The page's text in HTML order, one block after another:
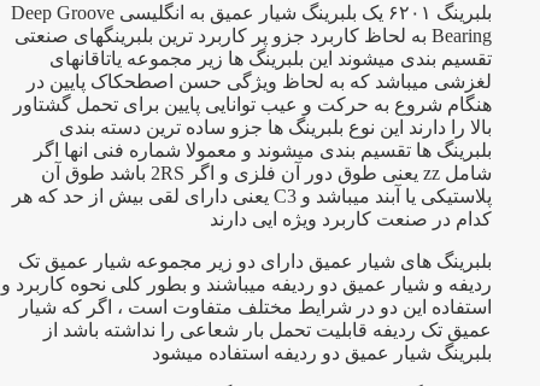
بلبرینگ ۶۲۰۱ یک بلبرینگ شیار عمیق به انگلیسی Deep Groove
Bearing به لحاظ کاربرد جزو پر کاربرد ترین بلبرینگهای صنعتی
تقسیم بندی میشوند این بلبرینگ ها زیر مجموعه یاتاقانهای
لغزشی میباشد که به لحاظ ویژگی حسن اصطحکاک پایین در
هنگام شروع به حرکت و عیب توانایی پایین برای تحمل گشتاور
بالا را دارند این نوع بلبرینگ ها جزو ساده ترین دسته بندی
بلبرینگ ها تقسیم بندی میشوند و معمولا شماره فنی انها اگر
شامل zz یعنی طوق دور آن فلزی و اگر 2RS باشد طوق آن
پلاستیکی یا آبند میباشد و C3 یعنی دارای لقی بیش از حد که هر
کدام در صنعت کاربرد ویژه ایی دارند
بلبرینگ های شیار عمیق دارای دو زیر مجموعه شیار عمیق تک
ردیفه و شیار عمیق دو ردیفه میباشند و بطور کلی نحوه کاربرد و
استفاده این دو در شرایط مختلف متفاوت است ، اگر که شیار
عمیق تک ردیفه قابلیت تحمل بار شعاعی را نداشته باشد از
بلبرینگ شیار عمیق دو ردیفه استفاده میشود